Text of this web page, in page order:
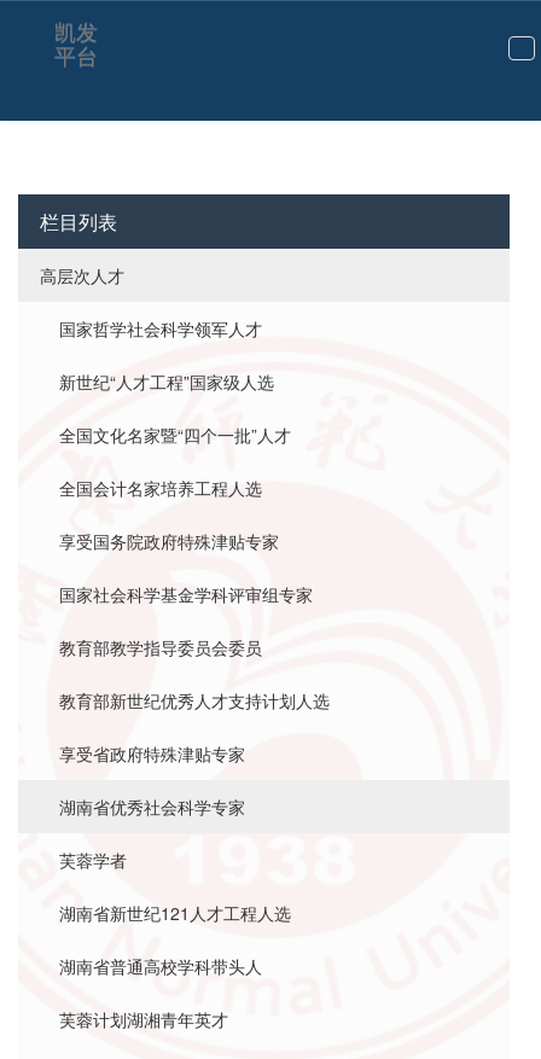
欧阳峣-凯发平台
切
航
凯发
平台
栏目列表
高层次人才
国家哲学社会科学领军人才
新世纪“人才工程”国家级人选
全国文化名家暨“四个一批”人才
全国会计名家培养工程人选
享受国务院政府特殊津贴专家
国家社会科学基金学科评审组专家
教育部教学指导委员会委员
教育部新世纪优秀人才支持计划人选
享受省政府特殊津贴专家
湖南省优秀社会科学专家
芙蓉学者
湖南省新世纪121人才工程人选
湖南省普通高校学科带头人
芙蓉计划湖湘青年英才